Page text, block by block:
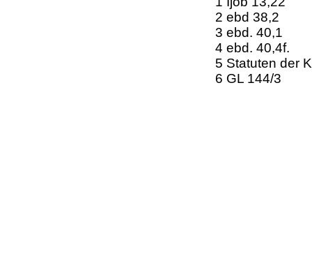
2 ebd 38,2
3 ebd. 40,1
4 ebd. 40,4f.
5 Statuten der
6 GL 144/3